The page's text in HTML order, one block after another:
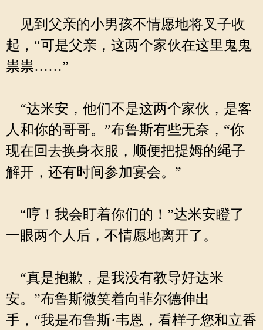
见到父亲的小男孩不情愿地将叉子收
起，“可是父亲，这两个家伙在这里鬼鬼
祟祟……”
“达米安，他们不是这两个家伙，是客
人和你的哥哥。”布鲁斯有些无奈，“你
现在回去换身衣服，顺便把提姆的绳子
解开，还有时间参加宴会。”
“哼！我会盯着你们的！”达米安瞪了
一眼两个人后，不情愿地离开了。
“真是抱歉，是我没有教导好达米
安。”布鲁斯微笑着向菲尔德伸出
手，“我是布鲁斯·韦恩，看样子您和立香